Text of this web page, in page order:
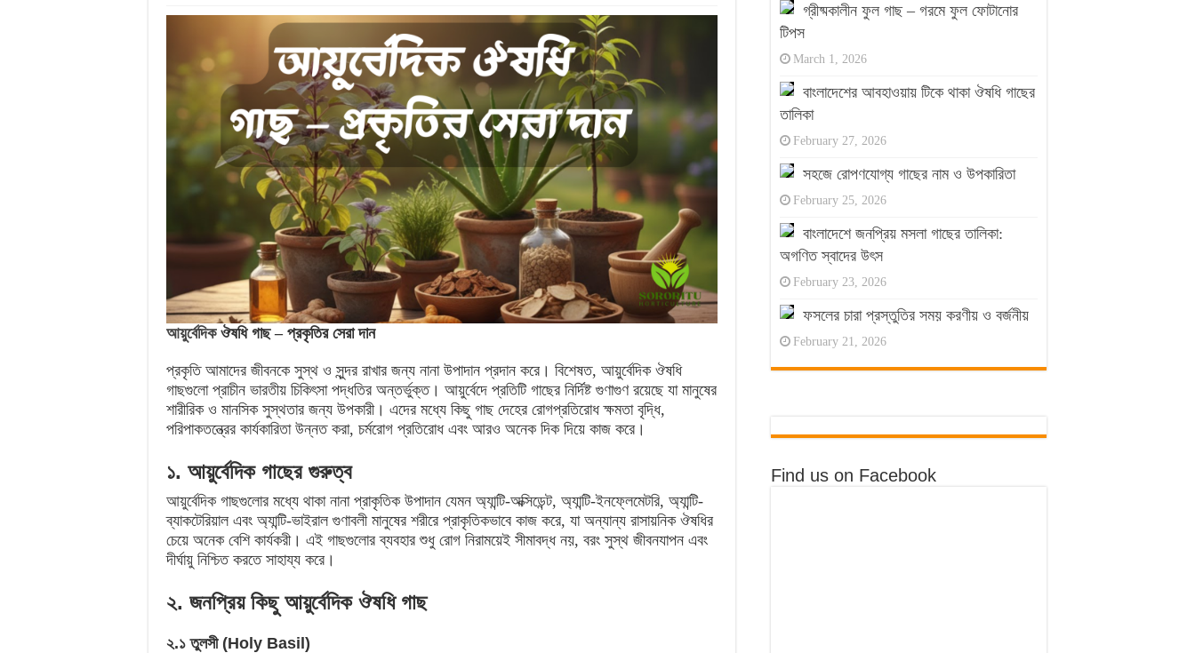
সেরা
আয়ুর্বেদিকঔষধি গাছ – প্রকৃতির সেরা দান
প্রকৃতি আমাদের জীবনকে সুস্থ ও সুন্দর রাখার জন্য নানা উপাদান প্রদান করে। বিশেষত, আয়ুর্বেদিক ঔষধি
গাছগুলো প্রাচীন ভারতীয় চিকিৎসা পদ্ধতির অন্তর্ভুক্ত। আয়ুর্বেদে প্রতিটি গাছের নির্দিষ্ট গুণাগুণ রয়েছে যা মানুষের
শারীরিক ও মানসিক সুস্থতার জন্য উপকারী। এদের মধ্যে কিছু গাছ দেহের রোগপ্রতিরোধ ক্ষমতা বৃদ্ধি,
পরিপাকতন্ত্রের কার্যকারিতা উন্নত করা, চর্মরোগ প্রতিরোধ এবং আরও অনেক দিক দিয়ে কাজ করে।
১. আয়ুর্বেদিক গাছের গুরুত্ব
আয়ুর্বেদিক গাছগুলোর মধ্যে থাকা নানা প্রাকৃতিক উপাদান যেমন অ্যান্টি-অক্সিডেন্ট, অ্যান্টি-ইনফ্লেমেটরি, অ্যান্টি-
ব্যাকটেরিয়াল এবং অ্যান্টি-ভাইরাল গুণাবলী মানুষের শরীরে প্রাকৃতিকভাবে কাজ করে, যা অন্যান্য রাসায়নিক ঔষধির
চেয়ে অনেক বেশি কার্যকরী। এই গাছগুলোর ব্যবহার শুধু রোগ নিরাময়েই সীমাবদ্ধ নয়, বরং সুস্থ জীবনযাপন এবং
দীর্ঘায়ু নিশ্চিত করতে সাহায্য করে।
২. জনপ্রিয় কিছু আয়ুর্বেদিক ঔষধি গাছ
২.১ তুলসী (Holy Basil)
গ্রীষ্মকালীন ফুল গাছ – গরমে ফুল ফোটানোর
টিপস
March 1, 2026
বাংলাদেশের আবহাওয়ায় টিকে থাকা ঔষধি গাছের
তালিকা
February 27, 2026
সহজে রোপণযোগ্য গাছের নাম ও উপকারিতা
February 25, 2026
বাংলাদেশে জনপ্রিয় মসলা গাছের তালিকা:
অগণিত স্বাদের উৎস
February 23, 2026
ফসলের চারা প্রস্তুতির সময় করণীয় ও বর্জনীয়
February 21, 2026
Find us on Facebook